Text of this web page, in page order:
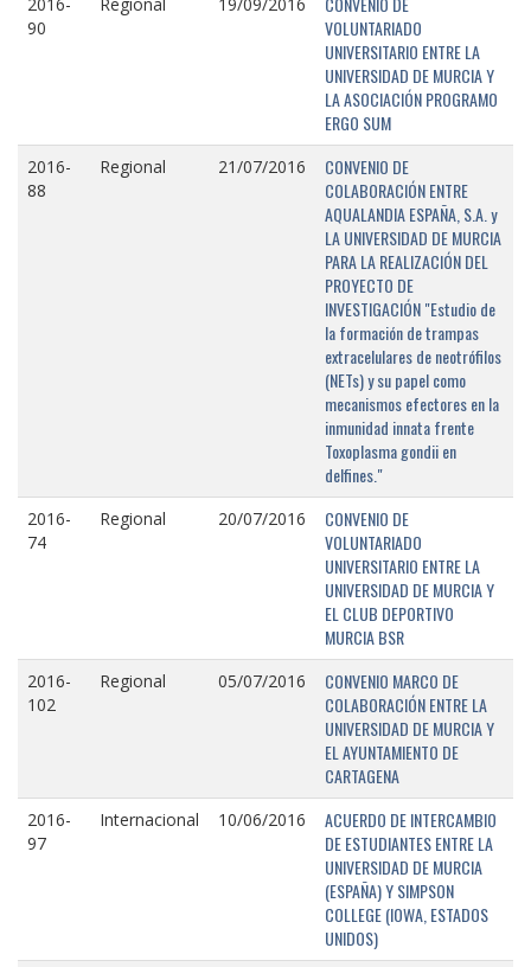
90
VOLUNTARIADO
UNIVERSITARIO ENTRE LA
UNIVERSIDAD DE MURCIA Y
LA ASOCIACIÓN PROGRAMO
ERGO SUM
2016-
88
Regional 21/07/2016
CONVENIO DE
COLABORACIÓN ENTRE
AQUALANDIA ESPAÑA, S.A. y
LA UNIVERSIDAD DE MURCIA
PARA LA REALIZACIÓN DEL
PROYECTO DE
INVESTIGACIÓN "Estudio de
la formación de trampas
extracelulares de neotrófilos
(NETs) y su papel como
mecanismos efectores en la
inmunidad innata frente
Toxoplasma gondii en
delfines."
2016-
74
Regional 20/07/2016
CONVENIO DE
VOLUNTARIADO
UNIVERSITARIO ENTRE LA
UNIVERSIDAD DE MURCIA Y
EL CLUB DEPORTIVO
MURCIA BSR
2016-
102
Regional 05/07/2016
CONVENIO MARCO DE
COLABORACIÓN ENTRE LA
UNIVERSIDAD DE MURCIA Y
EL AYUNTAMIENTO DE
CARTAGENA
2016-
97
Internacional 10/06/2016
ACUERDO DE INTERCAMBIO
DE ESTUDIANTES ENTRE LA
UNIVERSIDAD DE MURCIA
(ESPAÑA) Y SIMPSON
COLLEGE (IOWA, ESTADOS
UNIDOS)